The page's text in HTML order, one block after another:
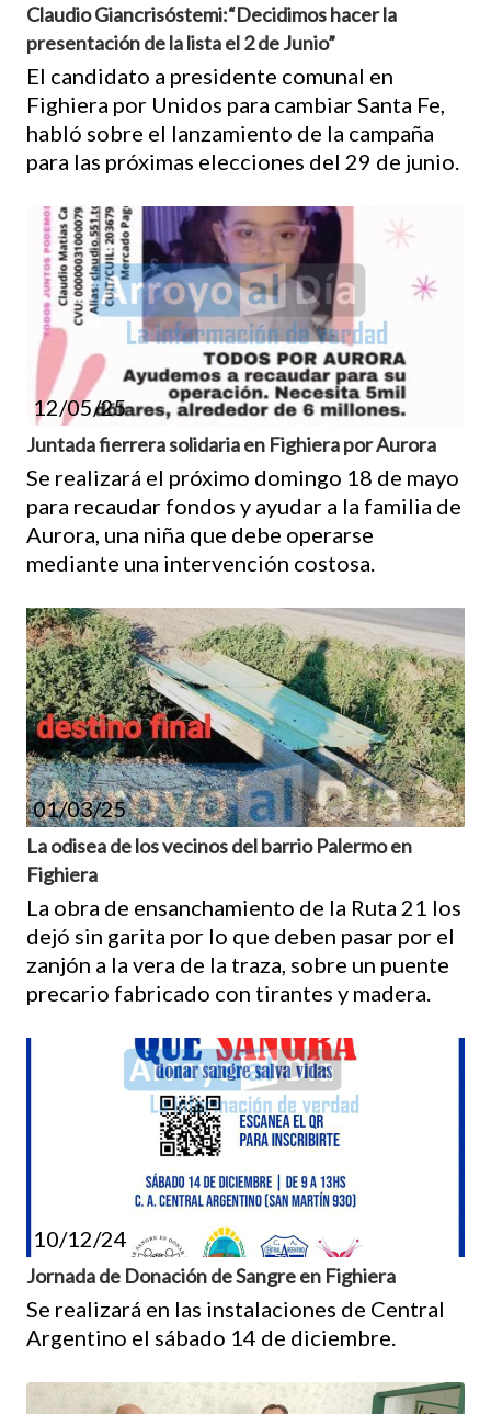
Claudio Giancrisóstemi:“Decidimos hacer la
presentación de la lista el 2 de Junio”
El candidato a presidente comunal en
Fighiera por Unidos para cambiar Santa Fe,
habló sobre el lanzamiento de la campaña
para las próximas elecciones del 29 de junio.
12/05/25
Juntada fierrera solidaria en Fighiera por Aurora
Se realizará el próximo domingo 18 de mayo
para recaudar fondos y ayudar a la familia de
Aurora, una niña que debe operarse
mediante una intervención costosa.
01/03/25
La odisea de los vecinos del barrio Palermo en
Fighiera
La obra de ensanchamiento de la Ruta 21 los
dejó sin garita por lo que deben pasar por el
zanjón a la vera de la traza, sobre un puente
precario fabricado con tirantes y madera.
10/12/24
Jornada de Donación de Sangre en Fighiera
Se realizará en las instalaciones de Central
Argentino el sábado 14 de diciembre.